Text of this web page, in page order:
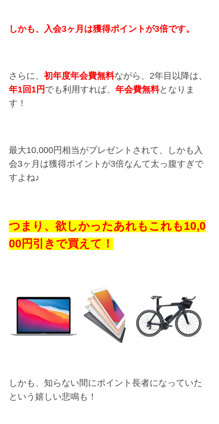
しかも、入会3ヶ月は獲得ポイントが3倍です。
さらに、 初年度年会費無料ながら、2年目以降は、
年1回1円 でも利用すれば、 年会費無料となりま
す！
最大10,000円相当がプレゼントされて、しかも入
会3ヶ月は獲得ポイントが3倍なんて太っ腹すぎで
すよね♪
つまり、欲しかったあれもこれも10,0
00円引きで買えて！
しかも、知らない間にポイント長者になっていた
という嬉しい悲鳴も！